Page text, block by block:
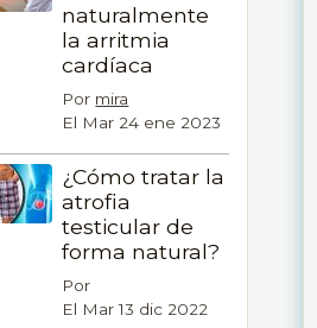
naturalmente
la arritmia
cardíaca
Por mira
El Mar 24 ene 2023
¿Cómo tratar la
atrofia
testicular de
forma natural?
Por
El Mar 13 dic 2022